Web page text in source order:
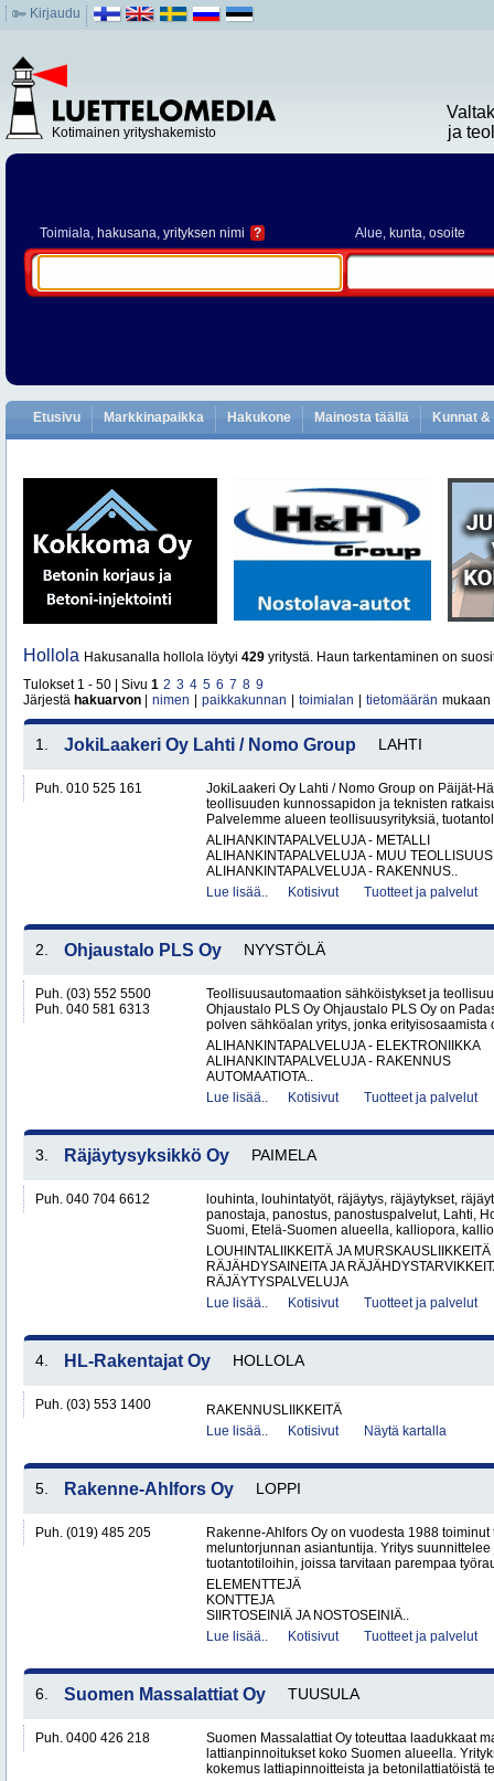
Kirjaudu
Kotimainen yrityshakemisto
ja
Toimiala, hakusana, yrityksen nimi ? Alue, kunta, osoite
Etusivu Markkinapaikka Hakukone Mainosta täällä Kunnat
Hollola Hakusanalla hollola löytyi 429 yritystä. Haun tarkentaminen on
Tulokset 1 - 50 | Sivu 1 2 3 4 5 6 7 8 9
Järjestä hakuarvon nimen paikkakunnan toimialan tietomäärän mukaan
1. JokiLaakeri Oy Lahti / Nomo Group LAHTI
Puh. 010 525 161
JokiLaakeri Oy Lahti / Nomo Group on Päijät-
teollisuuden kunnossapidon ja teknisten
Palvelemme alueen teollisuusyrityksiä,
ALIHANKINTAPALVELUJA - METALLI
ALIHANKINTAPALVELUJA - MUU TEOLLISUUS
ALIHANKINTAPALVELUJA - RAKENNUS..
Lue lisää..
Kotisivut Tuotteet ja palvelut
2. Ohjaustalo PLS Oy NYYSTÖLÄ
Puh. (03) 552 5500
Puh. 040 581 6313
Teollisuusautomaation sähköistykset ja
Ohjaustalo PLS Oy Ohjaustalo PLS Oy on
polven sähköalan yritys, jonka erityisosaamista
ALIHANKINTAPALVELUJA - ELEKTRONIIKKA
ALIHANKINTAPALVELUJA - RAKENNUS
AUTOMAATIOTA..
Lue lisää..
Kotisivut Tuotteet ja palvelut
3. Räjäytysyksikkö Oy PAIMELA
Puh. 040 704 6612
louhinta, louhintatyöt, räjäytys, räjäytykset,
panostaja, panostus, panostuspalvelut, Lahti,
Suomi, Etelä-Suomen alueella, kalliopora,
LOUHINTALIIKKEITÄ JA MURSKAUSLIIKKEITÄ
RÄJÄHDYSAINEITA JA
RÄJÄYTYSPALVELUJA
Lue lisää..
Kotisivut Tuotteet ja palvelut
4. HL-Rakentajat Oy HOLLOLA
Puh. (03) 553 1400
RAKENNUSLIIKKEITÄ
Lue lisää..
Kotisivut Näytä kartalla
5. Rakenne-Ahlfors Oy LOPPI
Puh. (019) 485 205
Rakenne-Ahlfors Oy on vuodesta 1988
meluntorjunnan asiantuntija. Yritys
tuotantotiloihin, joissa tarvitaan parempaa
ELEMENTTEJÄ
KONTTEJA
SIIRTOSEINIÄ JA NOSTOSEINIÄ..
Lue lisää..
Kotisivut Tuotteet ja palvelut
6. Suomen Massalattiat Oy TUUSULA
Puh. 0400 426 218
Suomen Massalattiat Oy toteuttaa laadukkaat
lattianpinnoitukset koko Suomen alueella.
kokemus lattiapinnoitteista ja betonilattiatöistä